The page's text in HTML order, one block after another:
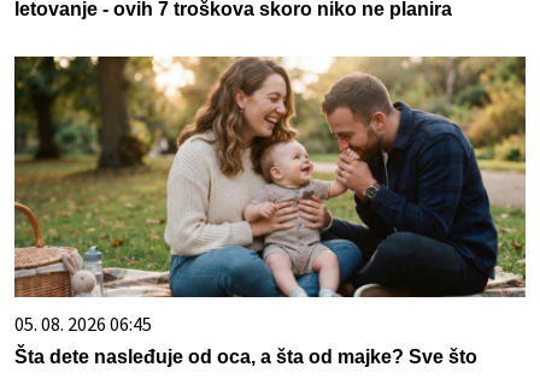
letovanje - ovih 7 troškova skoro niko ne planira
05. 08. 2026 06:45
Šta dete nasleđuje od oca, a šta od majke? Sve što